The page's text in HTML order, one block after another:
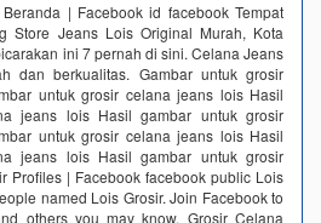
| Facebook id facebook Tempat
Store Jeans Lois Original Murah, Kota
ini 7 pernah di sini. Celana Jeans
dan berkualitas. Gambar untuk grosir
untuk grosir celana jeans lois Hasil
jeans lois Hasil gambar untuk grosir
untuk grosir celana jeans lois Hasil
jeans lois Hasil gambar untuk grosir
Profiles | Facebook facebook public Lois
named Lois Grosir. Join Facebook to
others you may know. Grosir Celana